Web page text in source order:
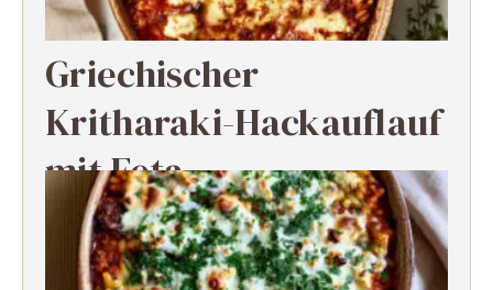
Griechischer
Kritharaki-Hackauflauf
mit Feta